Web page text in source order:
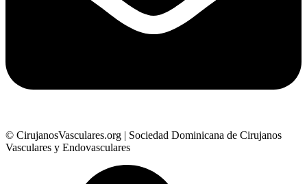
© CirujanosVasculares.org | Sociedad Dominicana de Cirujanos
Vasculares y Endovasculares